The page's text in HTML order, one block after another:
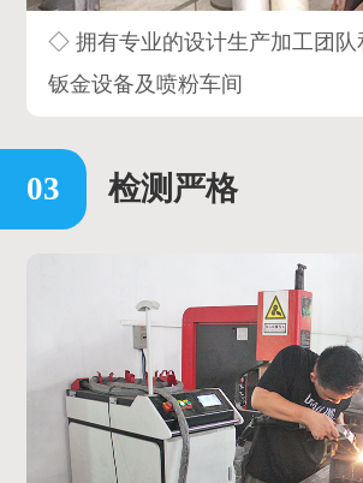
◇ 拥有专业的设计生产加工团队
钣金设备及喷粉车间
检测严格